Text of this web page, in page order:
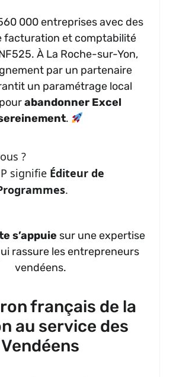
000 entreprises avec des
facturation et comptabilité
À La Roche-sur-Yon,
par un partenaire
un paramétrage local
abandonner Excel
.
?
signifie Éditeur de
.
s’appuie sur une expertise
rassure les entrepreneurs
vendéens.
français de la
au service des
Vendéens